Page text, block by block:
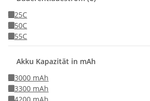
25C
50C
55C
Akku Kapazität in mAh
3000 mAh
3300 mAh